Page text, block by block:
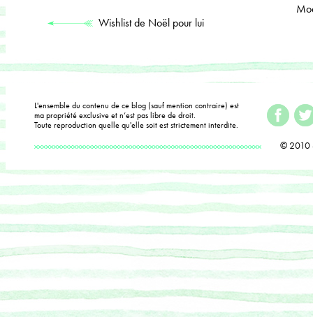
Wishlist de Noël pour lui
L'ensemble du contenu de ce blog (sauf mention contraire) est
ma propriété exclusive et n’est pas libre de droit.
Toute reproduction quelle qu'elle soit est strictement interdite.
© 2010